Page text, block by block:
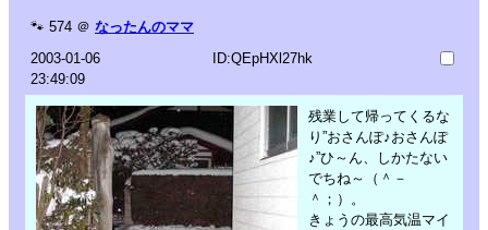
🐾 574 ＠ なったんのママ
2003-01-06
23:49:09
ID:QEpHXl27hk
残業して帰ってくるな
り”おさんぽ♪おさんぽ
♪”ひ～ん、しかたない
でちね～（＾－
＾；）。
きょうの最高気温マイ